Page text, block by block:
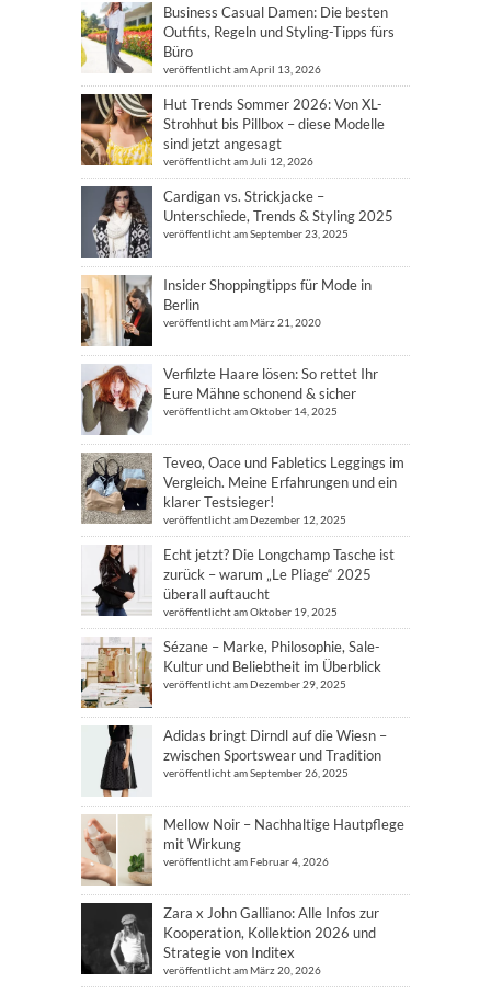
Business Casual Damen: Die besten
Outfits, Regeln und Styling-Tipps fürs
Büro
veröffentlicht am April 13, 2026
Hut Trends Sommer 2026: Von XL-
Strohhut bis Pillbox – diese Modelle
sind jetzt angesagt
veröffentlicht am Juli 12, 2026
Cardigan vs. Strickjacke –
Unterschiede, Trends & Styling 2025
veröffentlicht am September 23, 2025
Insider Shoppingtipps für Mode in
Berlin
veröffentlicht am März 21, 2020
Verfilzte Haare lösen: So rettet Ihr
Eure Mähne schonend & sicher
veröffentlicht am Oktober 14, 2025
Teveo, Oace und Fabletics Leggings im
Vergleich. Meine Erfahrungen und ein
klarer Testsieger!
veröffentlicht am Dezember 12, 2025
Echt jetzt? Die Longchamp Tasche ist
zurück – warum „Le Pliage“ 2025
überall auftaucht
veröffentlicht am Oktober 19, 2025
Sézane – Marke, Philosophie, Sale-
Kultur und Beliebtheit im Überblick
veröffentlicht am Dezember 29, 2025
Adidas bringt Dirndl auf die Wiesn –
zwischen Sportswear und Tradition
veröffentlicht am September 26, 2025
Mellow Noir – Nachhaltige Hautpflege
mit Wirkung
veröffentlicht am Februar 4, 2026
Zara x John Galliano: Alle Infos zur
Kooperation, Kollektion 2026 und
Strategie von Inditex
veröffentlicht am März 20, 2026